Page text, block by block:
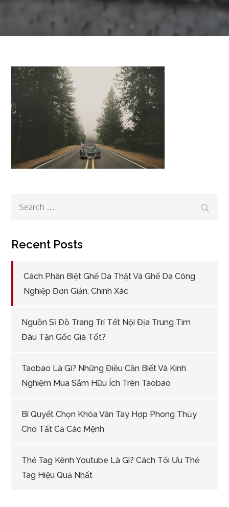
Search
Recent Posts
Cách Phân Biệt Ghế Da Thật Và Ghế Da Công
Nghiệp Đơn Giản, Chính Xác
Nguồn Sỉ Đồ Trang Trí Tết Nội Địa Trung Tìm
Đâu Tận Gốc Giá Tốt?
Taobao Là Gì? Những Điều Cần Biết Và Kinh
Nghiệm Mua Sắm Hữu Ích Trên Taobao
Bí Quyết Chọn Khóa Vân Tay Hợp Phong Thủy
Cho Tất Cả Các Mệnh
Thẻ Tag Kênh Youtube Là Gì? Cách Tối Ưu Thẻ
Tag Hiệu Quả Nhất